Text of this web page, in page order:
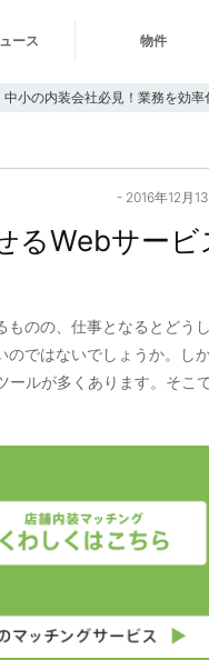
ース 物件
中小の内装会社必見！業務を効
- 2016年12月
るWebサービ
のの、仕事となるとどう
のではないでしょうか。し
ールが多くあります。そこ